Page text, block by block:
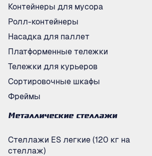
Контейнеры для мусора
Ролл-контейнеры
Насадка для паллет
Платформенные тележки
Тележки для курьеров
Сортировочные шкафы
Фреймы
Металлические стеллажи
Стеллажи ES легкие (120 кг на
стеллаж)